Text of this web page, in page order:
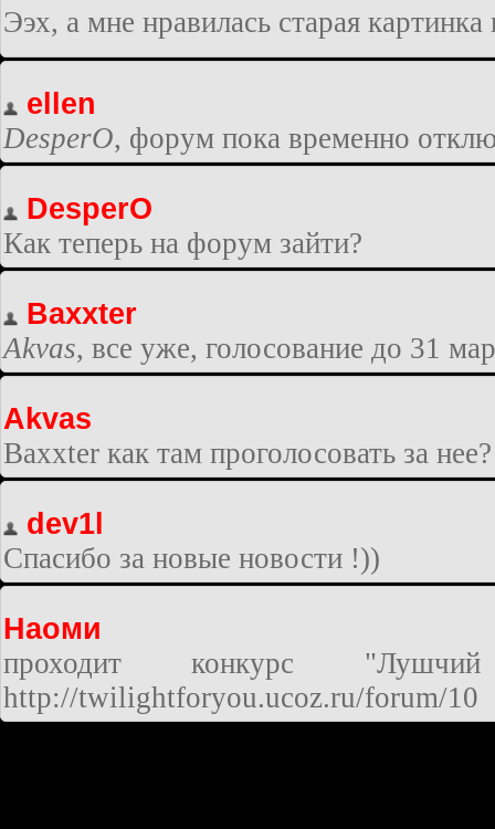
Ээх, а мне нравилась старая
ellen
DesperO, форум пока временно
DesperO
Как теперь на форум зайти?
Baxxter
Akvas, все уже, голосование до 31
Akvas
Baxxter как там проголосовать за
dev1l
Спасибо за новые новости !))
Наоми
проходит конкурс
http://twilightforyou.ucoz.ru/forum/10